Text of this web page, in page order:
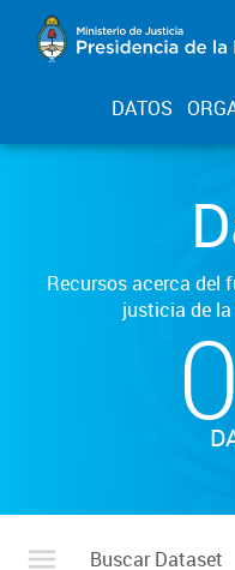
DATOS
Recursos acerca del
justicia de